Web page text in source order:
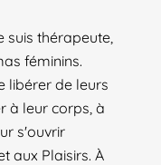
suis thérapeute,
féminins.
libérer de leurs
à leur corps, à
s'ouvrir
aux Plaisirs. À